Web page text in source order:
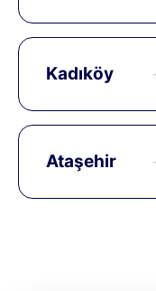
Kadıköy
Ataşehir